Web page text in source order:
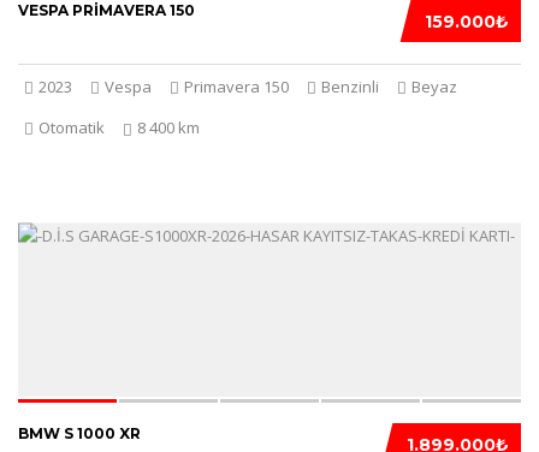
159.000₺
VESPA PRIMAVERA 150
2023 Vespa Primavera 150 Benzinli
Beyaz
Otomatik
8 400 km
5
1.899.000₺
BMW S 1000 XR